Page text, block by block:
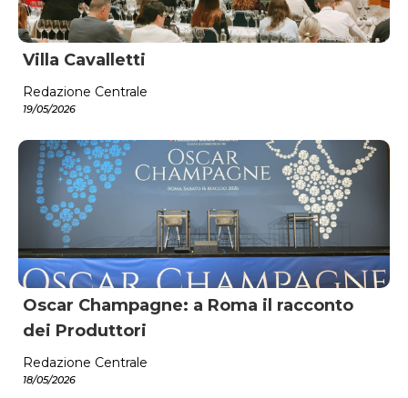
Villa Cavalletti
Redazione Centrale
19/05/2026
Oscar Champagne: a Roma il racconto
dei Produttori
Redazione Centrale
18/05/2026